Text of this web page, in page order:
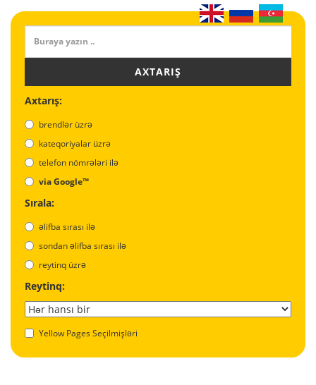
AXTARIŞ
Axtarış:
brendlər üzrə
kateqoriyalar üzrə
telefon nömrələri ilə
via Google™
Sırala:
əlifba sırası ilə
sondan əlifba sırası ilə
reytinq üzrə
Reytinq:
Yellow Pages Seçilmişləri